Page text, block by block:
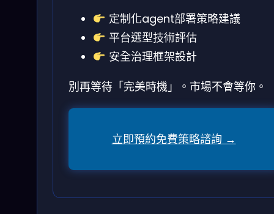
定制化agent部署策略建議
平台選型技術評估
安全治理框架設計
別再等待「完美時機」。市場不會等你。
立即預約免費策略諮詢 →